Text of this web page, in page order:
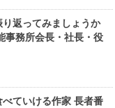
返ってみましょうか
事務所会長・社長・役
べていける作家 長者番